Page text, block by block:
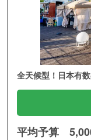
全天候型！日本有
平均予算